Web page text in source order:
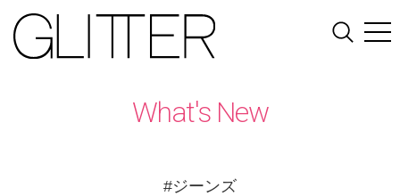
What's New
#ジーンズ